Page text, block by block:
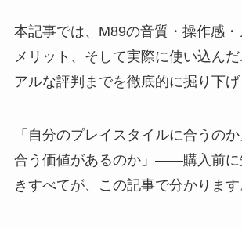
本記事では、M89の音質・操作感
メリット、そして実際に使い込ん
アルな評判までを徹底的に掘り下げ
「自分のプレイスタイルに合うの
合う価値があるのか」——購入前に
きすべてが、この記事で分かります